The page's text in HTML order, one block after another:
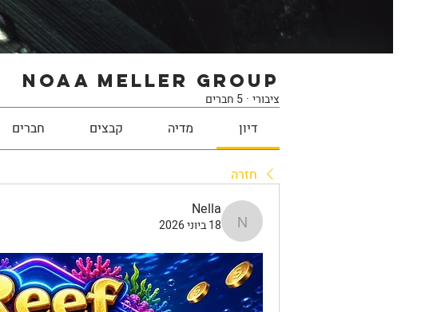
noaa meller Group
ציבורי · 5 חברים
דיון מדיה קבצים חברים
חזרה
Nella
Nella
18 ביוני 2026